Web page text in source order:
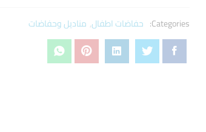
Categories: حفاضات اطفال, مناديل وحفاضات